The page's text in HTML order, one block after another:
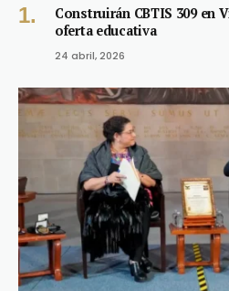
Construirán CBTIS 309 en
oferta educativa
24 abril, 2026